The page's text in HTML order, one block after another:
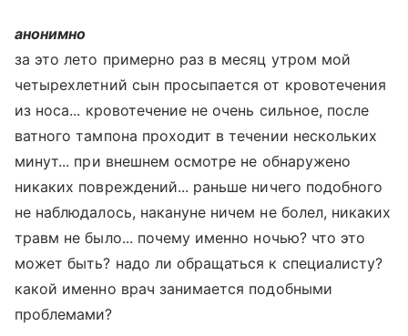
анонимно
за это лето примерно раз в месяц утром мой
четырехлетний сын просыпается от кровотечения
из носа... кровотечение не очень сильное, после
ватного тампона проходит в течении нескольких
минут... при внешнем осмотре не обнаружено
никаких повреждений... раньше ничего подобного
не наблюдалось, накануне ничем не болел, никаких
травм не было... почему именно ночью? что это
может быть? надо ли обращаться к специалисту?
какой именно врач занимается подобными
проблемами?